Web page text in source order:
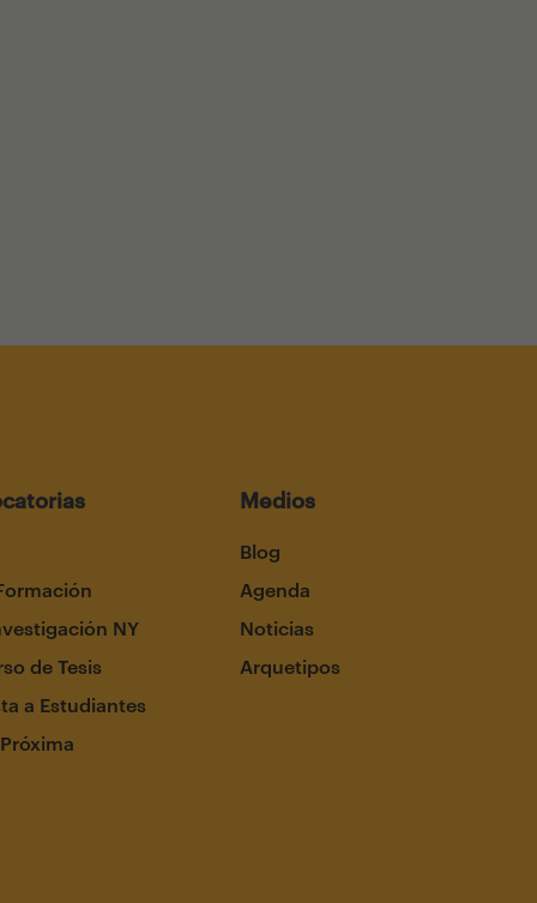
NY
de Tesis
a Estudiantes
Medios
Blog
Agenda
Noticias
Arquetipos